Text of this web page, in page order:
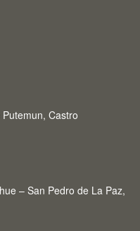
Castro
– San Pedro de La Paz,